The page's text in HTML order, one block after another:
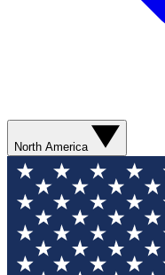
North America